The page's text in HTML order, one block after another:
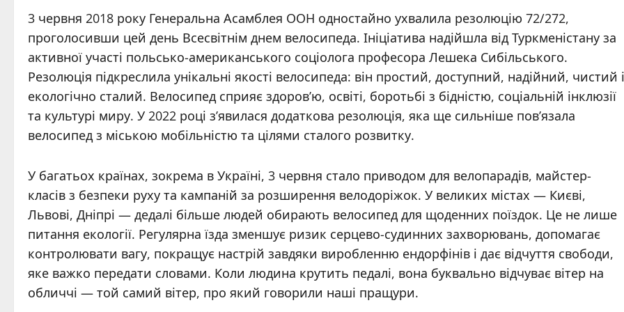
3 червня 2018 року Генеральна Асамблея ООН одностайно ухвалила резолюцію 72/272,
проголосивши цей день Всесвітнім днем велосипеда. Ініціатива надійшла від Туркменістану за
активної участі польсько-американського соціолога професора Лешека Сибільського.
Резолюція підкреслила унікальні якості велосипеда: він простий, доступний, надійний, чистий і
екологічно сталий. Велосипед сприяє здоров’ю, освіті, боротьбі з бідністю, соціальній інклюзії
та культурі миру. У 2022 році з’явилася додаткова резолюція, яка ще сильніше пов’язала
велосипед з міською мобільністю та цілями сталого розвитку.
У багатьох країнах, зокрема в Україні, 3 червня стало приводом для велопарадів, майстер-
класів з безпеки руху та кампаній за розширення велодоріжок. У великих містах — Києві,
Львові, Дніпрі — дедалі більше людей обирають велосипед для щоденних поїздок. Це не лише
питання екології. Регулярна їзда зменшує ризик серцево-судинних захворювань, допомагає
контролювати вагу, покращує настрій завдяки виробленню ендорфінів і дає відчуття свободи,
яке важко передати словами. Коли людина крутить педалі, вона буквально відчуває вітер на
обличчі — той самий вітер, про який говорили наші пращури.